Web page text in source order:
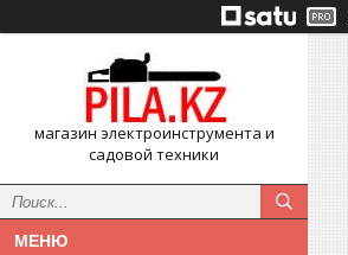
магазин электроинструмента и
садовой техники